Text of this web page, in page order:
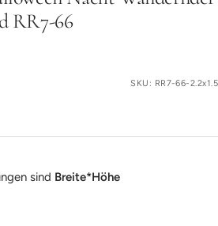
gehen
RR7-66
SKU: RR7-66-2.2x1.5
sind Breite*Höhe